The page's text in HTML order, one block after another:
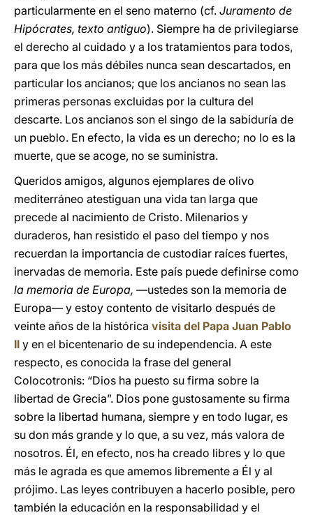
particularmente en el seno materno (cf. Juramento de
Hipócrates, texto antiguo). Siempre ha de privilegiarse
el derecho al cuidado y a los tratamientos para todos,
para que los más débiles nunca sean descartados, en
particular los ancianos; que los ancianos no sean las
primeras personas excluidas por la cultura del
descarte. Los ancianos son el singo de la sabiduría de
un pueblo. En efecto, la vida es un derecho; no lo es la
muerte, que se acoge, no se suministra.
Queridos amigos, algunos ejemplares de olivo
mediterráneo atestiguan una vida tan larga que
precede al nacimiento de Cristo. Milenarios y
duraderos, han resistido el paso del tiempo y nos
recuerdan la importancia de custodiar raíces fuertes,
inervadas de memoria. Este país puede definirse como
la memoria de Europa, —ustedes son la memoria de
Europa— y estoy contento de visitarlo después de
veinte años de la histórica visita del Papa Juan Pablo
II y en el bicentenario de su independencia. A este
respecto, es conocida la frase del general
Colocotronis: “Dios ha puesto su firma sobre la
libertad de Grecia”. Dios pone gustosamente su firma
sobre la libertad humana, siempre y en todo lugar, es
su don más grande y lo que, a su vez, más valora de
nosotros. Él, en efecto, nos ha creado libres y lo que
más le agrada es que amemos libremente a Él y al
prójimo. Las leyes contribuyen a hacerlo posible, pero
también la educación en la responsabilidad y el